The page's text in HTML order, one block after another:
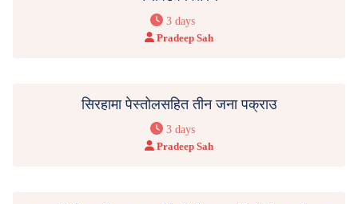
3 days
Pradeep Sah
सिरहामा पेस्तोलसहित तीन जना पक्राउ
3 days
Pradeep Sah